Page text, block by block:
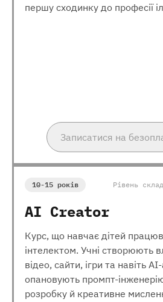
першу сходинку до професії
Записатися на
10-15 років Рівень
AI Creator
Курс, що навчає дітей
інтелектом. Учні створюють
відео, сайти, ігри та навіть
опановують промпт-
розробку й креативне